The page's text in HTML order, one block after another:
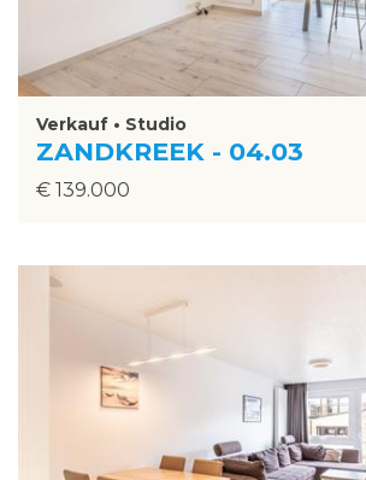
Verkauf • Studio
ZANDKREEK - 04.03
€ 139.000